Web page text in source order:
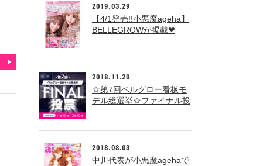
2019.03.29
【4/1発売!!小悪魔ageha】
BELLEGROWが掲載❤
2018.11.20
☆第7回ベルグロー看板モ
デル総選挙☆ファイナル投
2018.08.03
中川代表が小悪魔agehaで